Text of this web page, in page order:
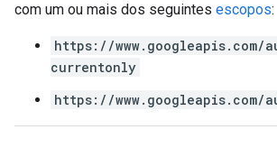
com um ou mais dos seguintes escopos:
https://www.googleapis.com/
currentonly
https://www.googleapis.com/